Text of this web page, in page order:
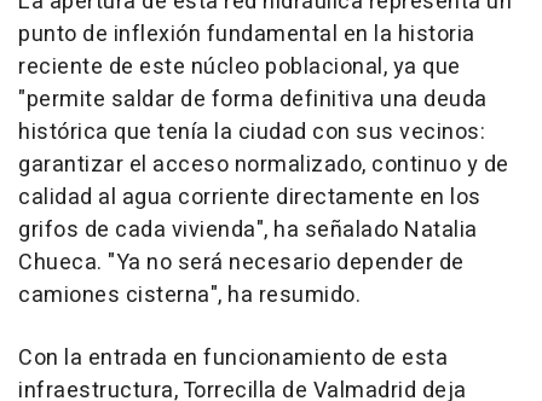
punto de inflexión fundamental en la historia
reciente de este núcleo poblacional, ya que
"permite saldar de forma definitiva una deuda
histórica que tenía la ciudad con sus vecinos:
garantizar el acceso normalizado, continuo y de
calidad al agua corriente directamente en los
grifos de cada vivienda", ha señalado Natalia
Chueca. "Ya no será necesario depender de
camiones cisterna", ha resumido.
Con la entrada en funcionamiento de esta
infraestructura, Torrecilla de Valmadrid deja